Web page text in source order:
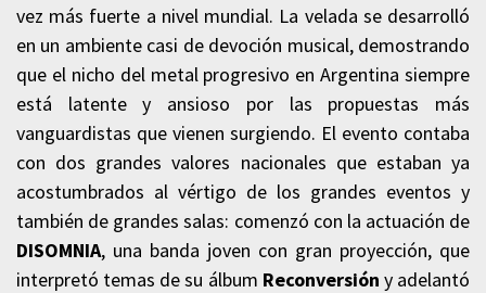
vez más fuerte a nivel mundial. La velada se desarrolló
en un ambiente casi de devoción musical, demostrando
que el nicho del metal progresivo en Argentina siempre
está latente y ansioso por las propuestas más
vanguardistas que vienen surgiendo. El evento contaba
con dos grandes valores nacionales que estaban ya
acostumbrados al vértigo de los grandes eventos y
también de grandes salas: comenzó con la actuación de
DISOMNIA, una banda joven con gran proyección, que
interpretó temas de su álbum Reconversión y adelantó